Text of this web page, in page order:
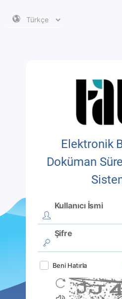
Elektronik
Doküman
Kullanıcı İsmi
Şifre
Beni Hatırla